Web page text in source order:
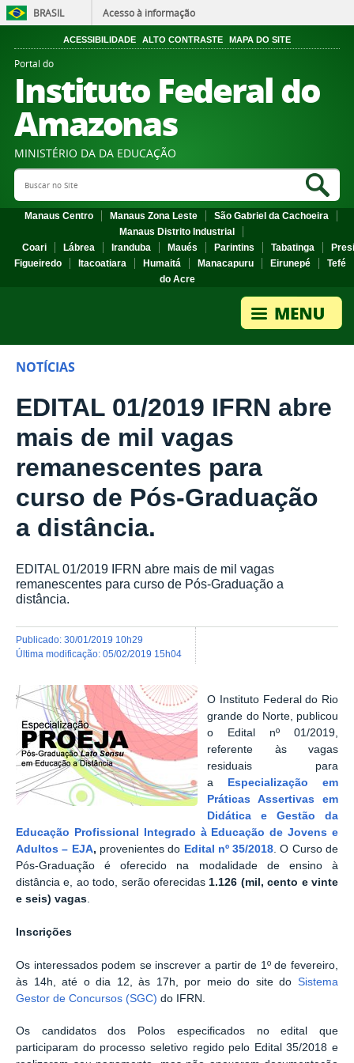
BRASIL Acesso à informação
ACESSIBILIDADE ALTO CONTRASTE MAPA DO SITE
Portal do
Instituto Federal do
Amazonas
MINISTÉRIO DA DA EDUCAÇÃO
Search Site
Manaus Centro Manaus Zona Leste
São Gabriel da Cachoeira
Manaus Distrito Industrial
Coari
Lábrea Iranduba Maués Parintins Tabatinga
Figueiredo
Itacoatiara Humaitá Manacapuru Eirunepé
Tefé
do Acre
NOTÍCIAS
EDITAL 01/2019 IFRN abre
mais de mil vagas
remanescentes para
curso de Pós-Graduação
a distância.
EDITAL 01/2019 IFRN abre mais de mil vagas
remanescentes para curso de Pós-Graduação a
distância.
publicado: 30/01/2019 10h29
última modificação: 05/02/2019 15h04
O Instituto Federal do Rio
grande do Norte, publicou
o Edital nº 01/2019,
referente às vagas
residuais para
a
Especialização em
Práticas Assertivas em
Didática e Gestão da
Educação Profissional Integrado à Educação de Jovens e
Adultos – EJA, provenientes do Edital nº 35/2018. O Curso de
Pós-Graduação é oferecido na modalidade de ensino à
distância e, ao todo, serão oferecidas 1.126 (mil, cento e vinte
e seis) vagas.
Inscrições
Os interessados podem se inscrever a partir de 1º de fevereiro,
às 14h, até o dia 12, às 17h, por meio do site do Sistema
Gestor de Concursos (SGC) do IFRN.
Os candidatos dos Polos especificados no edital que
participaram do processo seletivo regido pelo Edital 35/2018 e